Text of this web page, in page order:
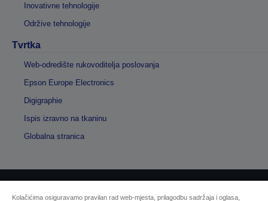
Inovativne tehnologije
Održive tehnologije
Tvrtka
Web-odredište rukovoditelja poslovanja
Epson Europe Electronics
Digigraphie
Ispis izravno na tkaninu
Globalna stranica
Kolačićima osiguravamo pravilan rad web-mjesta, prilagodbu sadržaja i oglasa,